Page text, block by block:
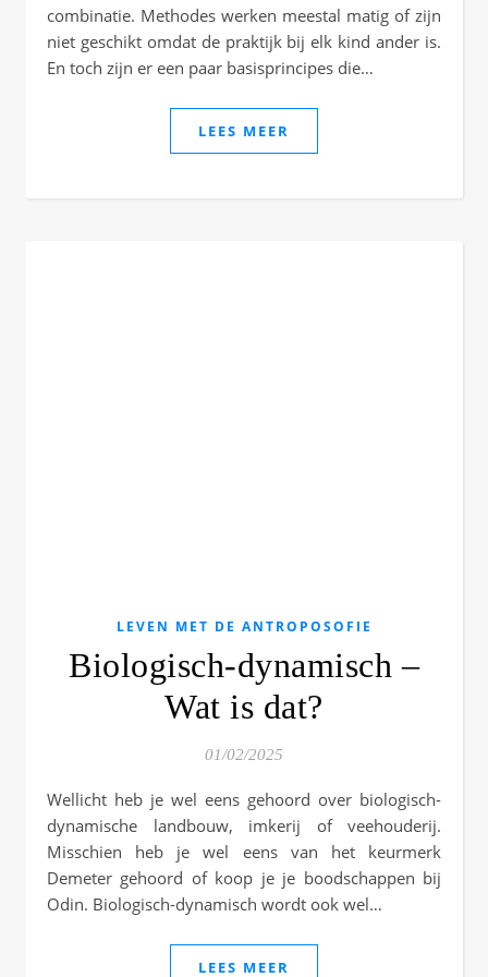
combinatie. Methodes werken meestal matig of zijn
niet geschikt omdat de praktijk bij elk kind ander is.
En toch zijn er een paar basisprincipes die…
LEES MEER
LEVEN MET DE ANTROPOSOFIE
Biologisch-dynamisch –
Wat is dat?
01/02/2025
Wellicht heb je wel eens gehoord over biologisch-
dynamische landbouw, imkerij of veehouderij.
Misschien heb je wel eens van het keurmerk
Demeter gehoord of koop je je boodschappen bij
Odin. Biologisch-dynamisch wordt ook wel…
LEES MEER